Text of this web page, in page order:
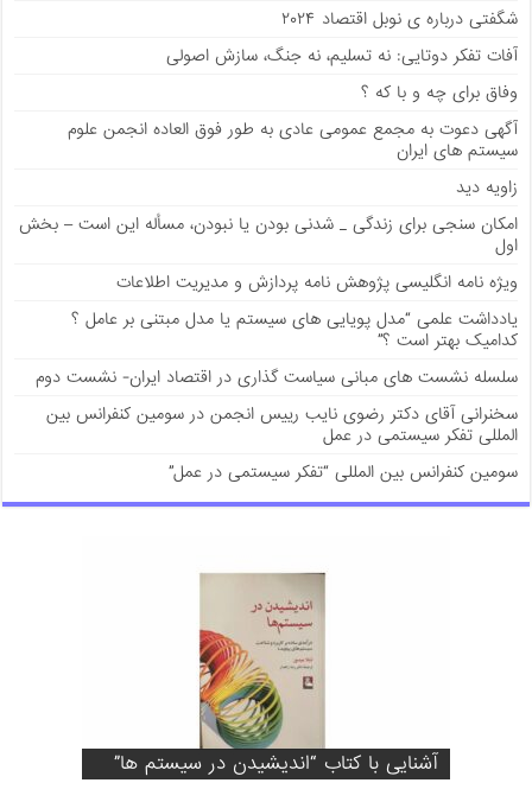
شگفتی درباره ی نوبل اقتصاد ۲۰۲۴
آفات تفکر دوتایی: نه تسلیم، نه جنگ، سازش اصولی
وفاق برای چه و با که ؟
آگهی دعوت به مجمع عمومی عادی به طور فوق العاده انجمن علوم
سیستم های ایران
زاویه دید
امکان سنجی برای زندگی _ شدنی بودن یا نبودن، مسأله این است – بخش
اول
ویژه نامه انگلیسی پژوهش نامه پردازش و مدیریت اطلاعات
يادداشت علمی “مدل پویایی های سیستم یا مدل مبتنی بر عامل ؟
کدامیک بهتر است ؟”
سلسله نشست های مبانی سیاست گذاری در اقتصاد ایران- نشست دوم
سخنرانی آقای دکتر رضوی نایب رییس انجمن در سومین کنفرانس بین
المللی تفکر سیستمی در عمل
سومین کنفرانس بین المللی “تفکر سیستمی در عمل”
آشنایی با کتاب “پویایی شناسی کسب و کار”
آشنایی با کتاب “اندیشیدن در سیستم ها”
آشنایی با کتاب “روش تفکر سیستمی”
آشنایی با کتاب “پادشکنندگی تامین مالی
اسلامی”
آشنایی با کتاب “برنامه ریزی در سیستم های
بزرگ مقیاس : نمونه های کاربردی در
اقتصاد و نظام بانکداری اسلامی در ایران”